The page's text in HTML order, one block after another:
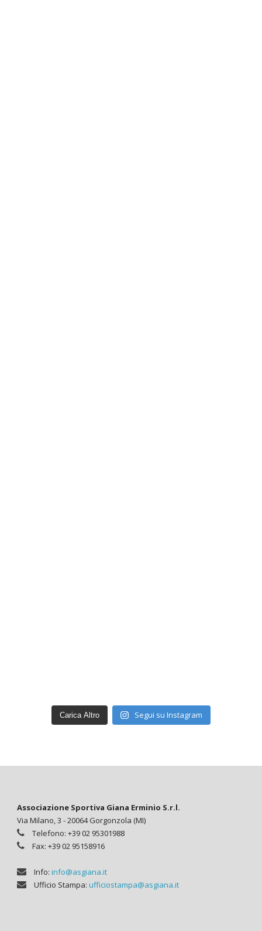
Carica Altro Segui su Instagram
Associazione Sportiva Giana Erminio S.r.l.
Via Milano, 3 - 20064 Gorgonzola (MI)
Telefono: +39 02 95301988
Fax: +39 02 95158916
Info: info@asgiana.it
Ufficio Stampa: ufficiostampa@asgiana.it